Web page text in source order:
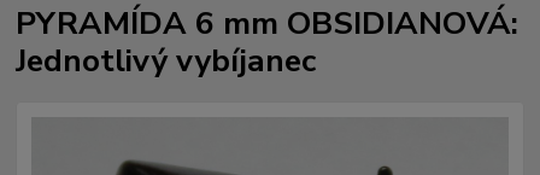
PYRAMÍDA 6 mm OBSIDIANOVÁ:
Jednotlivý vybíjanec